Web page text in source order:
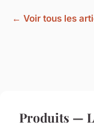
← Voir tous les
Produits —